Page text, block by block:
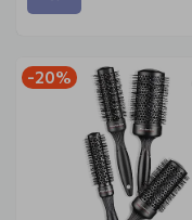
-20%